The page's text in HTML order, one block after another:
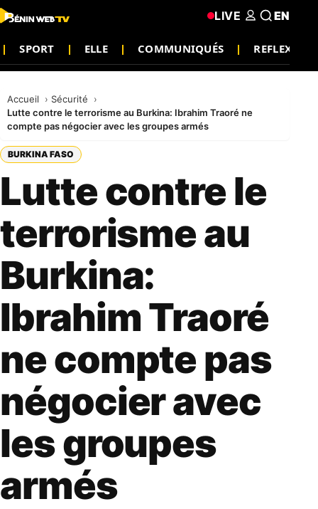
SPORT ELLE COMMUNIQUÉS REFLEXION
LIVE EN
Accueil
Sécurité
Lutte contre le terrorisme au Burkina: Ibrahim Traoré ne
compte pas négocier avec les groupes armés
BURKINA FASO
Lutte contre le
terrorisme au
Burkina:
Ibrahim Traoré
ne compte pas
négocier avec
les groupes
armés